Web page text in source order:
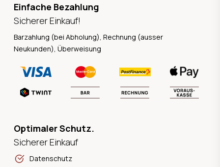
Einfache Bezahlung
Sicherer Einkauf!
Barzahlung (bei Abholung), Rechnung (ausser
Neukunden), Überweisung
Optimaler Schutz.
Sicherer Einkauf
Datenschutz